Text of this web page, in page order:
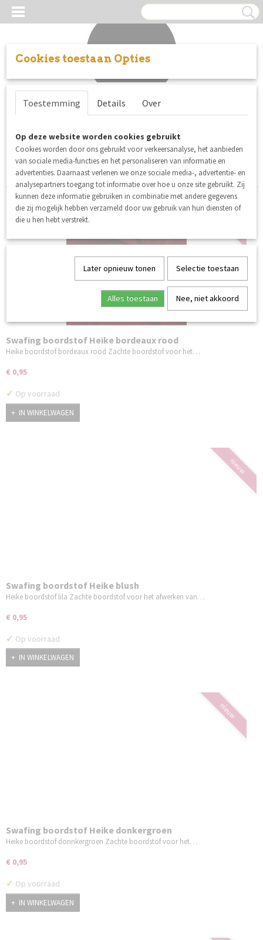
Inloggen Registreren
1 2 »
Swafing boordstof Heike bordeaux rood
Heike boordstof bordeaux rood Zachte boordstof voor het…
€ 0,95
✓ Op voorraad
IN WINKELWAGEN
nieuw
Swafing boordstof Heike blush
Heike boordstof lila Zachte boordstof voor het afwerken van…
€ 0,95
✓ Op voorraad
IN WINKELWAGEN
nieuw
Swafing boordstof Heike donkergroen
Heike boordstof donnkergroen Zachte boordstof voor het…
€ 0,95
✓ Op voorraad
IN WINKELWAGEN
Cookies toestaan Opties
Toestemming Details Over
Op deze website worden cookies gebruikt
Cookies worden door ons gebruikt voor verkeersanalyse, het aanbieden
van sociale media-functies en het personaliseren van informatie en
advertenties. Daarnaast verlenen we onze sociale media-, advertentie- en
analysepartners toegang tot informatie over hoe u onze site gebruikt. Zij
kunnen deze informatie gebruiken in combinatie met andere gegevens
die zij mogelijk hebben verzameld door uw gebruik van hun diensten of
die u hen hebt verstrekt.
Later opnieuw tonen Selectie toestaan
Alles toestaan Nee, niet akkoord